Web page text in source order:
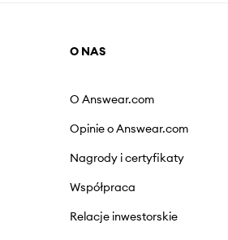
O NAS
O Answear.com
Opinie o Answear.com
Nagrody i certyfikaty
Współpraca
Relacje inwestorskie